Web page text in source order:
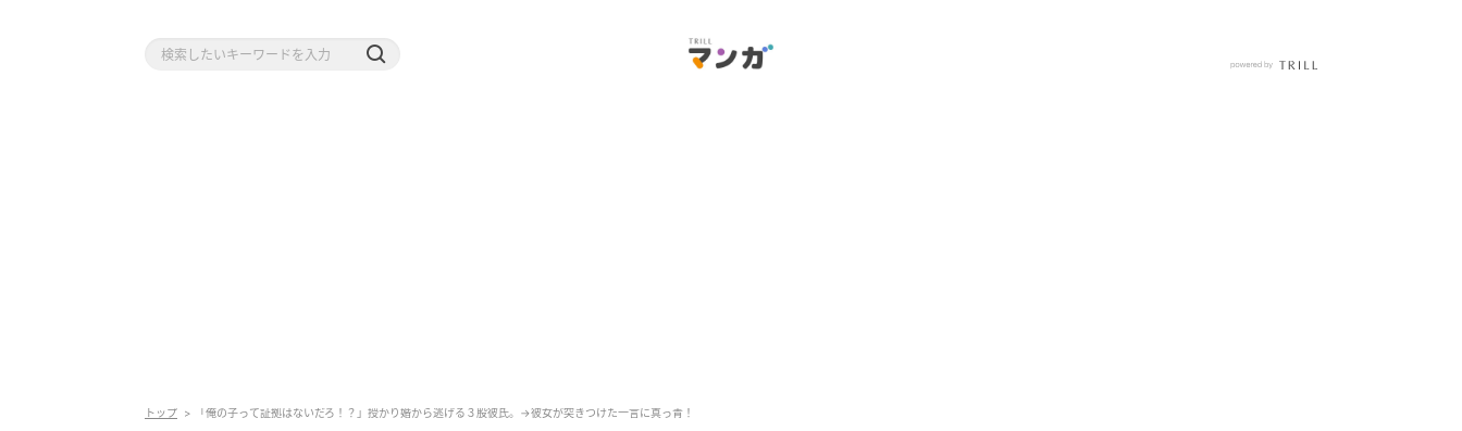
トップ 「俺の子って証拠はないだろ！？」授かり婚から逃げる３股彼氏。→彼女が突きつけた一言に真っ青！